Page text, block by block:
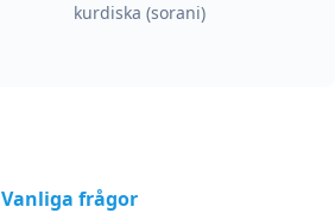
kurdiska (sorani)
Vanliga frågor